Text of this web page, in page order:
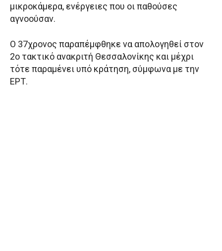
μικροκάμερα, ενέργειες που οι παθούσες
αγνοούσαν.
Ο 37χρονος παραπέμφθηκε να απολογηθεί στον
2ο τακτικό ανακριτή Θεσσαλονίκης και μέχρι
τότε παραμένει υπό κράτηση, σύμφωνα με την
ΕΡΤ.